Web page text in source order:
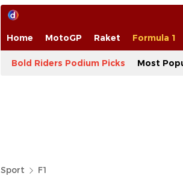
Home MotoGP Raket Formula 1
Bold Riders Podium Picks Most
Sport F1